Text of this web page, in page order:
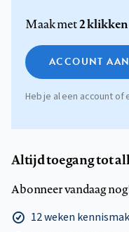
Maak met2 klikken
ACCOUNT
Heb je al een account of
Altijd toegang tot
Abonneer vandaag
12 weken